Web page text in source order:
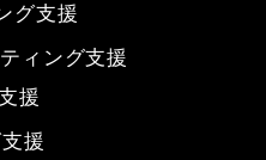
グ支援
ィング支援
援
援